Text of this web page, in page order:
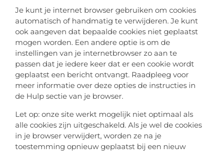
Je kunt je internet browser gebruiken om cookies
automatisch of handmatig te verwijderen. Je kunt
ook aangeven dat bepaalde cookies niet geplaatst
mogen worden. Een andere optie is om de
instellingen van je internetbrowser zo aan te
passen dat je iedere keer dat er een cookie wordt
geplaatst een bericht ontvangt. Raadpleeg voor
meer informatie over deze opties de instructies in
de Hulp sectie van je browser.
Let op: onze site werkt mogelijk niet optimaal als
alle cookies zijn uitgeschakeld. Als je wel de cookies
in je browser verwijdert, worden ze na je
toestemming opnieuw geplaatst bij een nieuw